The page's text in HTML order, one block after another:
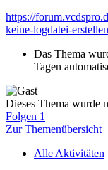
https://
keine-logdatei-
Das Thema
Tagen
Dieses Thema wurde
Folgen 1
Zur Themenübersicht
Alle Aktivitäten